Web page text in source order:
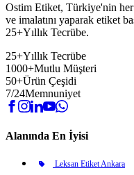
Ostim Etiket, Türkiye'nin her
ve imalatını yaparak etiket
25+Yıllık Tecrübe.
25+Yıllık Tecrübe
1000+Mutlu Müşteri
50+Ürün Çeşidi
7/24Memnuniyet
Alanında En İyisi
Leksan Etiket Ankara